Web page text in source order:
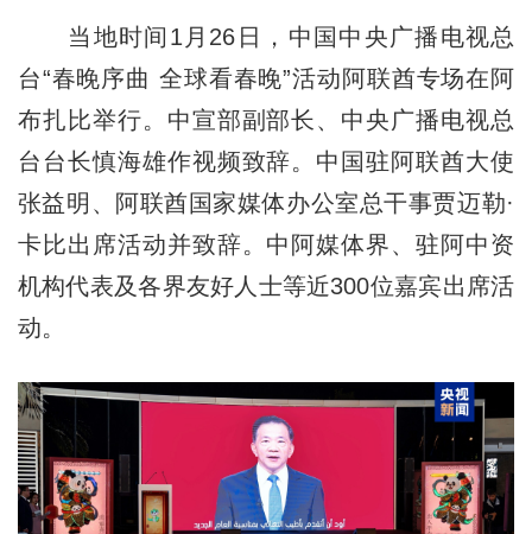
当地时间1月26日，中国中央广播电视总
台“春晚序曲 全球看春晚”活动阿联酋专场在阿
布扎比举行。中宣部副部长、中央广播电视总
台台长慎海雄作视频致辞。中国驻阿联酋大使
张益明、阿联酋国家媒体办公室总干事贾迈勒·
卡比出席活动并致辞。中阿媒体界、驻阿中资
机构代表及各界友好人士等近300位嘉宾出席活
动。